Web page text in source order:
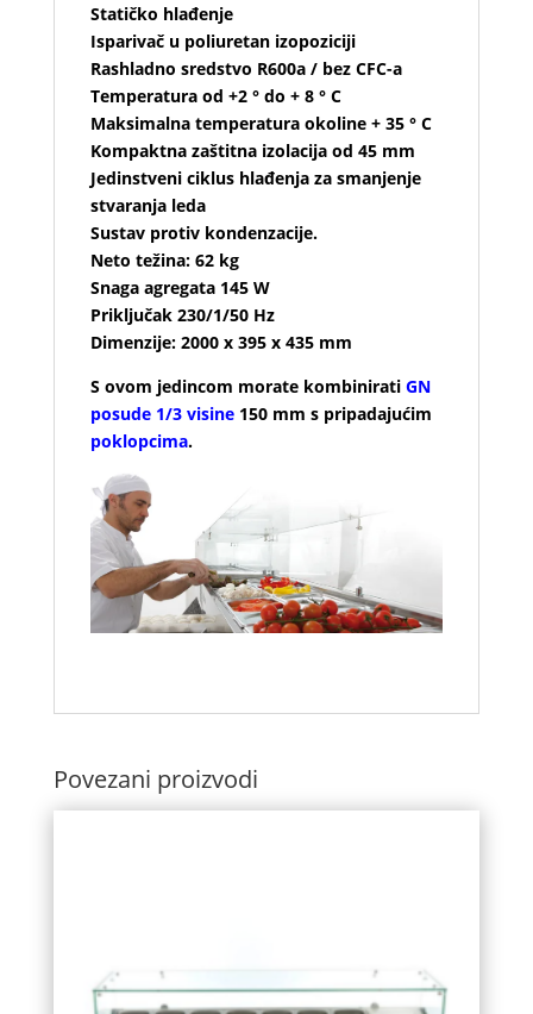
Statičko hlađenje
Isparivač u poliuretan izopoziciji
Rashladno sredstvo R600a / bez CFC-a
Temperatura od +2 ° do + 8 ° C
Maksimalna temperatura okoline + 35 ° C
Kompaktna zaštitna izolacija od 45 mm
Jedinstveni ciklus hlađenja za smanjenje
stvaranja leda
Sustav protiv kondenzacije.
Neto težina: 62 kg
Snaga agregata 145 W
Priključak 230/1/50 Hz
Dimenzije: 2000 x 395 x 435 mm
S ovom jedincom morate kombinirati GN
posude 1/3 visine 150 mm s pripadajućim
poklopcima.
Povezani proizvodi